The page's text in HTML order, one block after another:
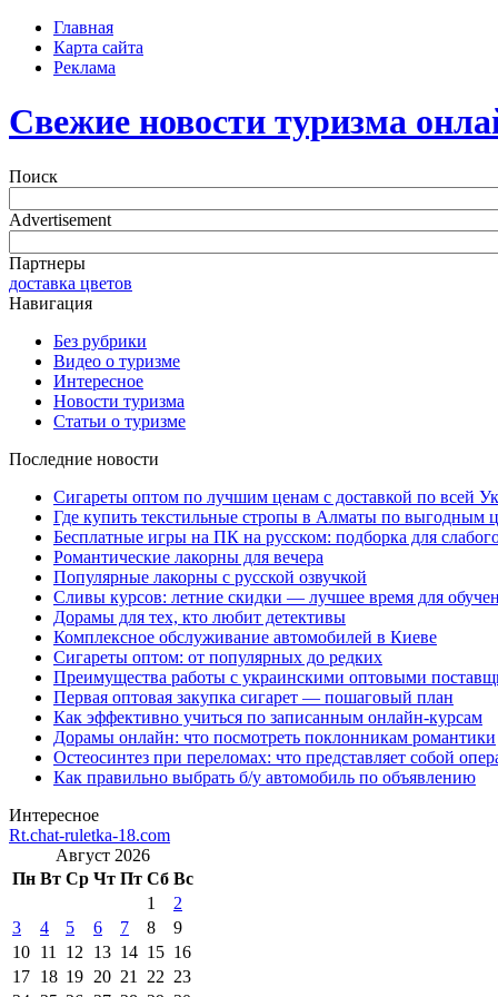
Главная
Карта сайта
Реклама
Свежие новости туризма
Поиск
Advertisement
Партнеры
доставка цветов
Навигация
Без рубрики
Видео о туризме
Интересное
Новости туризма
Статьи о туризме
Последние новости
Сигареты оптом по лучшим ценам с доставкой по всей
Где купить текстильные стропы в Алматы по выгодным
Бесплатные игры на ПК на русском: подборка для
Романтические лакорны для вечера
Популярные лакорны с русской озвучкой
Сливы курсов: летние скидки — лучшее время для
Дорамы для тех, кто любит детективы
Комплексное обслуживание автомобилей в Киеве
Сигареты оптом: от популярных до редких
Преимущества работы с украинскими оптовыми
Первая оптовая закупка сигарет — пошаговый план
Как эффективно учиться по записанным онлайн-курсам
Дорамы онлайн: что посмотреть поклонникам романтики
Остеосинтез при переломах: что представляет собой
Как правильно выбрать б/у автомобиль по объявлению
Интересное
Rt.chat-ruletka-18.com
Август 2026
Пн Вт Ср Чт Пт Сб Вс
1
2
3
4 5 6 7 8
9
10 11 12 13 14 15 16
17 18 19 20 21 22 23